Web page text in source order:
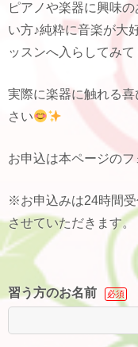
ピアノや楽器に興味
い方♪純粋に音楽が大
ッスンへ入らしてみ
実際に楽器に触れる
さい
お申込は本ページのフ
※お申込みは24時間
させていただきます。
習う方のお名前 必須